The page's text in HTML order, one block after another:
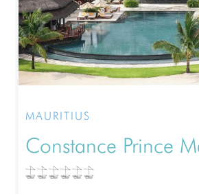
MAURITIUS
Constance Prince